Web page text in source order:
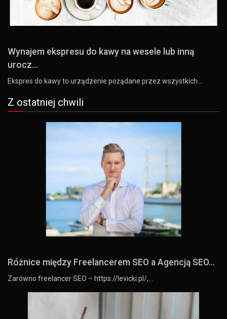
Wynajem ekspresu do kawy na wesele lub inną
urocz...
Ekspres do kawy to urządzenie pożądane przez wszystkich…
Z ostatniej chwili
Różnice między Freelancerem SEO a Agencją SEO...
Zarówno freelancer SEO – https://levicki.pl/,…